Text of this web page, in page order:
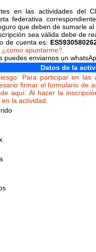
en las actividades del
federativa
que deben de sumarle al
sea válida debe de
de cuenta es:
¿como apuntarme?.
puedes enviarnos un
Datos de la
Para participar en las
firmar el formulario de
aquí. Al hacer la
la actividad.